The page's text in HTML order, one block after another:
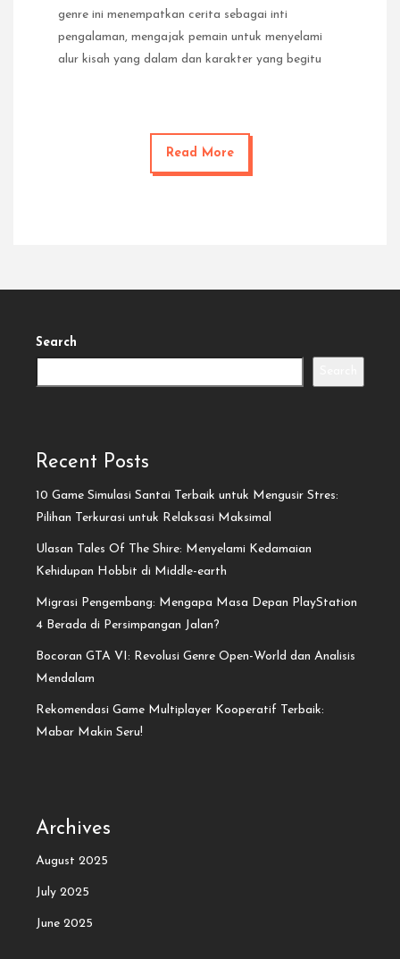
genre ini menempatkan cerita sebagai inti
pengalaman, mengajak pemain untuk menyelami
alur kisah yang dalam dan karakter yang begitu
Read More
Search
Recent Posts
10 Game Simulasi Santai Terbaik untuk Mengusir Stres:
Pilihan Terkurasi untuk Relaksasi Maksimal
Ulasan Tales Of The Shire: Menyelami Kedamaian
Kehidupan Hobbit di Middle-earth
Migrasi Pengembang: Mengapa Masa Depan PlayStation
4 Berada di Persimpangan Jalan?
Bocoran GTA VI: Revolusi Genre Open-World dan Analisis
Mendalam
Rekomendasi Game Multiplayer Kooperatif Terbaik:
Mabar Makin Seru!
Archives
August 2025
July 2025
June 2025